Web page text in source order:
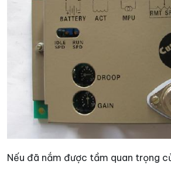
Nếu đã nắm được tầm quan trọng